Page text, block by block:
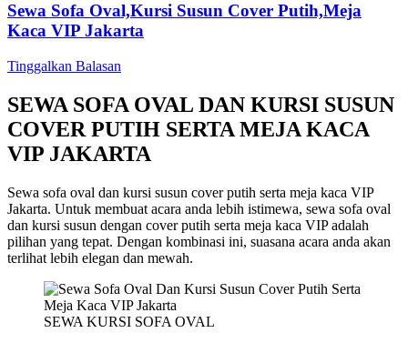
Sewa Sofa Oval,Kursi Susun Cover Putih,Meja
Kaca VIP Jakarta
Tinggalkan Balasan
SEWA SOFA OVAL DAN KURSI SUSUN
COVER PUTIH SERTA MEJA KACA
VIP JAKARTA
Sewa sofa oval dan kursi susun cover putih serta meja kaca VIP
Jakarta. Untuk membuat acara anda lebih istimewa, sewa sofa oval
dan kursi susun dengan cover putih serta meja kaca VIP adalah
pilihan yang tepat. Dengan kombinasi ini, suasana acara anda akan
terlihat lebih elegan dan mewah.
SEWA KURSI SOFA OVAL